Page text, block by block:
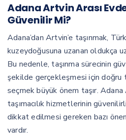
Adana Artvin Arası
Güvenilir Mi?
Adana’dan Artvin’e taşınmak,
kuzeydoğusuna uzanan oldukça
Bu nedenle, taşınma sürecinin
şekilde gerçekleşmesi için doğru
seçmek büyük önem taşır.
taşımacılık hizmetlerinin
dikkat edilmesi gereken bazı
vardır.